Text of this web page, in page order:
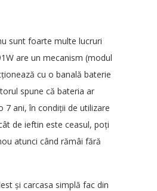
sunt foarte multe lucruri
are un mecanism (modul
cu o banală baterie
spune că bateria ar
7 ani, în condiții de utilizare
de ieftin este ceasul, poți
atunci când rămâi fără
și carcasa simplă fac din